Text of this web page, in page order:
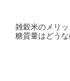
雑穀米のメリ
糖質量はどうな